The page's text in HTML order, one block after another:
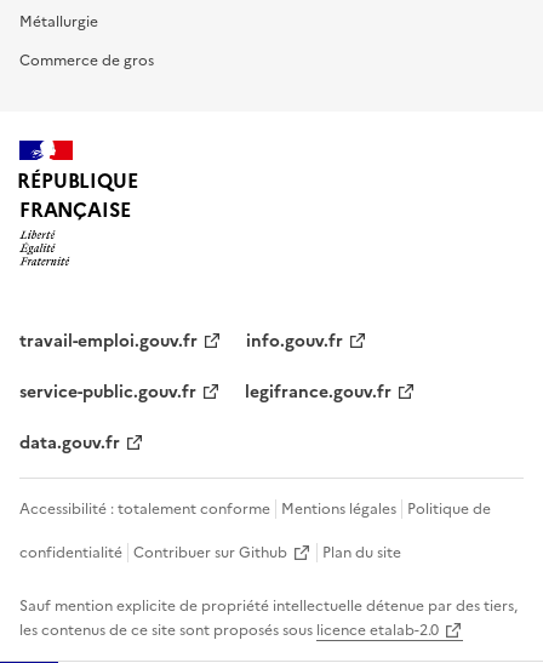
Métallurgie
Commerce de gros
RÉPUBLIQUE
FRANÇAISE
travail-emploi.gouv.fr
info.gouv.fr
service-public.gouv.fr
legifrance.gouv.fr
data.gouv.fr
Accessibilité : totalement conforme Mentions légales Politique de
confidentialité Contribuer sur Github Plan du site
Sauf mention explicite de propriété intellectuelle détenue par des tiers,
les contenus de ce site sont proposés sous licence etalab-2.0